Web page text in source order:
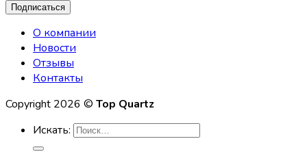
О компании
Новости
Отзывы
Контакты
Copyright 2026 © Top Quartz
Искать: